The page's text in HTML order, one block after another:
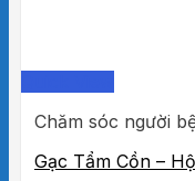
Chăm sóc người
Gạc Tẩm Cồn –